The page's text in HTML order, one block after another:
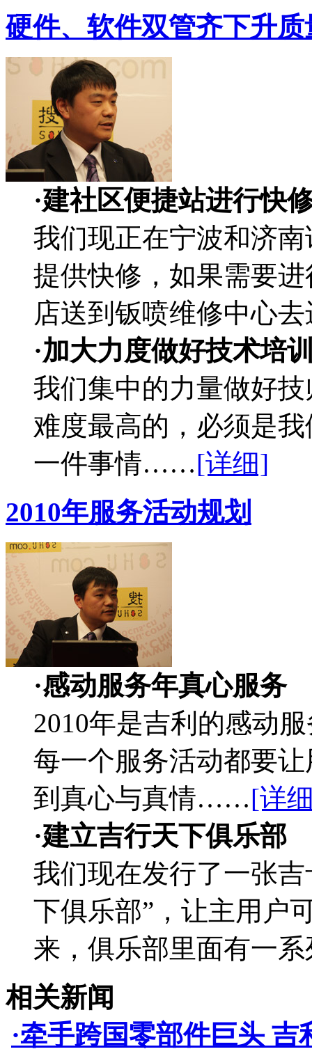
硬件、软件双管齐下升质
·建社区便捷站进行快
我们现正在宁波和济
提供快修，如果需要
店送到钣喷维修中心
·加大力度做好技术培
我们集中的力量做好
难度最高的，必须是
一件事情……[详细]
2010年服务活动规划
·感动服务年真心服务
2010年是吉利的感动
每一个服务活动都要
到真心与真情……[详
·建立吉行天下俱乐部
我们现在发行了一张
下俱乐部”，让主用户
来，俱乐部里面有一
相关新闻
·牵手跨国零部件巨头 吉